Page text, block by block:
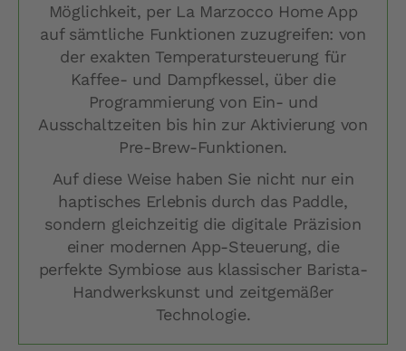
Möglichkeit, per La Marzocco Home App
auf sämtliche Funktionen zuzugreifen: von
der exakten Temperatursteuerung für
Kaffee- und Dampfkessel, über die
Programmierung von Ein- und
Ausschaltzeiten bis hin zur Aktivierung von
Pre-Brew-Funktionen.
Auf diese Weise haben Sie nicht nur ein
haptisches Erlebnis durch das Paddle,
sondern gleichzeitig die digitale Präzision
einer modernen App-Steuerung, die
perfekte Symbiose aus klassischer Barista-
Handwerkskunst und zeitgemäßer
Technologie.